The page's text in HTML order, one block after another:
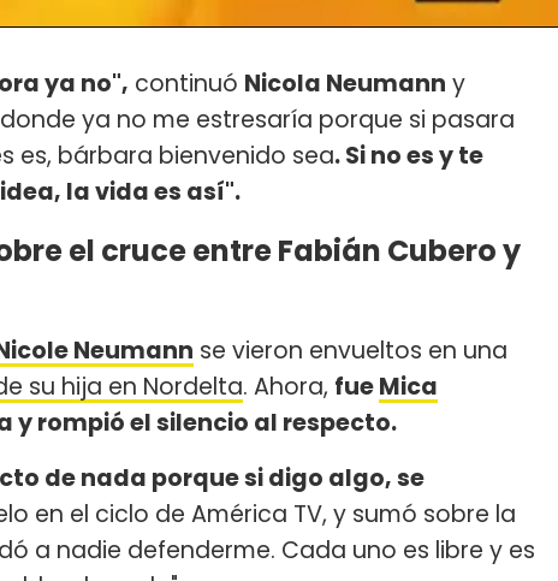
ya no", continuó Nicola Neumann y
ya no me estresaría porque si pasara
es, bárbara bienvenido sea. Si no es y te
la vida es así".
el cruce entre Fabián Cubero y
Neumann se vieron envueltos en una
su hija en Nordelta. Ahora, fueMica
y rompió el silencio al respecto.
de nada porque si digo algo, se
en el ciclo de América TV, y sumó sobre la
a nadie defenderme. Cada uno es libre y es